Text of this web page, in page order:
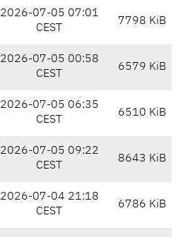
2026-07-05 07:01
CEST
7798 KiB
2026-07-05 00:58
CEST
6579 KiB
2026-07-05 06:35
CEST
6510 KiB
2026-07-05 09:22
CEST
8643 KiB
2026-07-04 21:18
CEST
6786 KiB